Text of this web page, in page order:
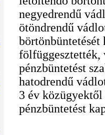
negyedrendű
ötöndrendű
börtönbüntetését
pénzbüntetést
hatodrendű
3 év
pénzbüntetést